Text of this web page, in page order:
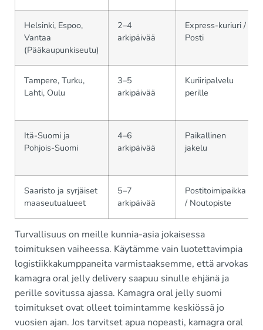
Helsinki, Espoo,
Vantaa
(Pääkaupunkiseutu)
2–4
arkipäivää
Express-kuriuri /
Posti
Tampere, Turku,
Lahti, Oulu
3–5
arkipäivää
Kuriiripalvelu
perille
Itä-Suomi ja
Pohjois-Suomi
4–6
arkipäivää
Paikallinen
jakelu
Saaristo ja syrjäiset
maaseutualueet
5–7
arkipäivää
Postitoimipaikka
/ Noutopiste
Turvallisuus on meille kunnia-asia jokaisessa
toimituksen vaiheessa. Käytämme vain luotettavimpia
logistiikkakumppaneita varmistaaksemme, että arvokas
kamagra oral jelly delivery saapuu sinulle ehjänä ja
perille sovitussa ajassa. Kamagra oral jelly suomi
toimitukset ovat olleet toimintamme keskiössä jo
vuosien ajan. Jos tarvitset apua nopeasti, kamagra oral